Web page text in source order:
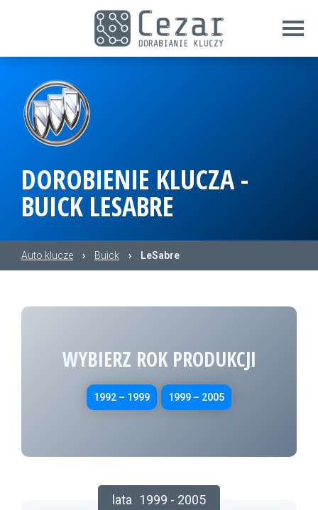
DOROBIENIE KLUCZA -
BUICK LESABRE
Auto klucze › Buick › LeSabre
WYBIERZ ROK PRODUKCJI
1992 – 1999 1999 – 2005
lata 1999 - 2005